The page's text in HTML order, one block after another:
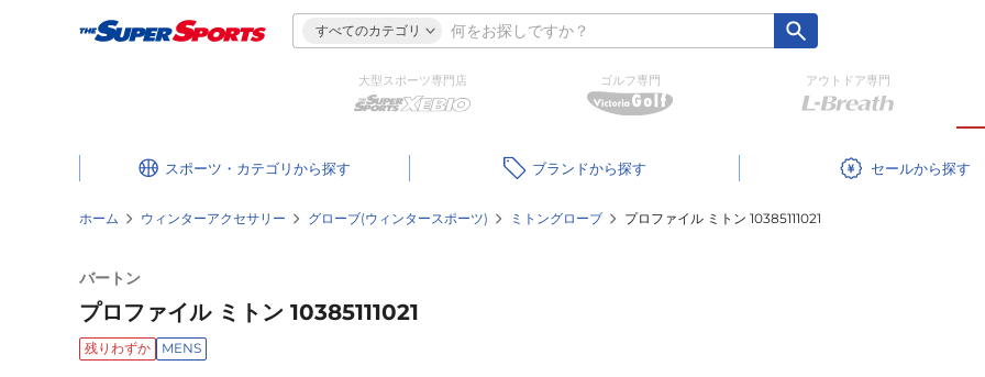
すべてのカテゴリ
大型スポーツ専門店 ゴルフ専門 アウトドア専門
スポーツ・カテゴリ ブランド セール
ホーム ウィンターアクセサリー グローブ(ウィンタースポーツ) ミトングローブ プロファイル ミトン 10385111021
バートン
プロファイル ミトン 10385111021
残りわずか MENS